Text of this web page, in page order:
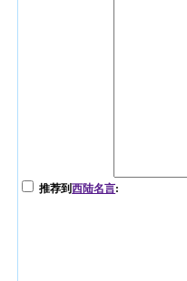
推荐到西陆名言: